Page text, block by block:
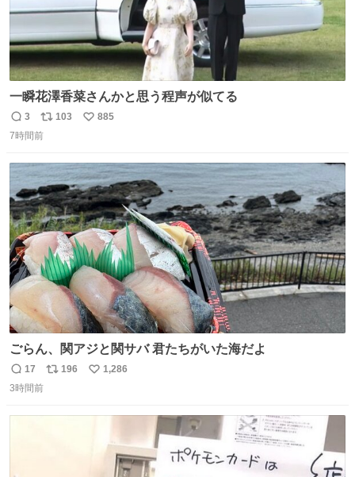
一瞬花澤香菜さんかと思う程声が似てる
返
信
3
リ
ポ
ト
数
103
い
数
885
7時間前
ごらん、関アジと関サバ 君たちがいた海だよ
返
信
17
リ
196
い
1,286
3時間前